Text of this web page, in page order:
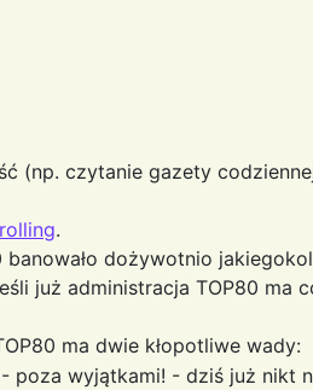
(np. czytanie gazety
.
banowało dożywotnio
już administracja TOP80 ma
ma dwie kłopotliwe wady:
poza wyjątkami! - dziś już nikt